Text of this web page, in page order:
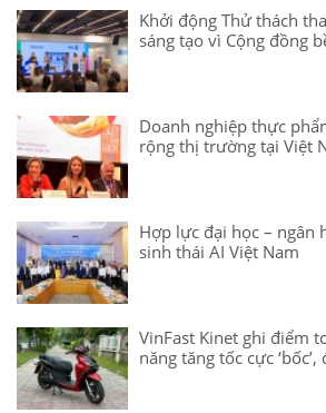
Khởi động Thử thách
sáng tạo vì Cộng đồng
Doanh nghiệp thực
rộng thị trường tại Việt
Hợp lực đại học – ngân
sinh thái AI Việt Nam
VinFast Kinet ghi điểm
năng tăng tốc cực